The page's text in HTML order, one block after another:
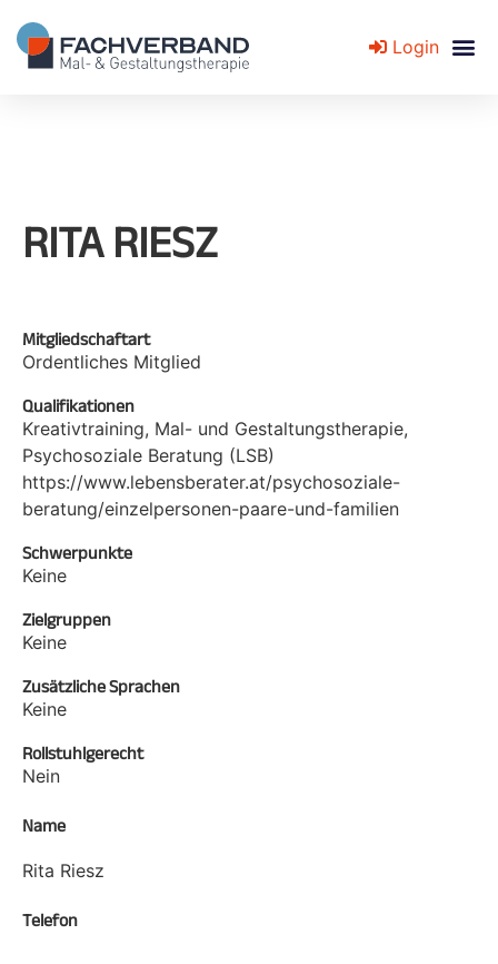
Login
RITA RIESZ
Mitgliedschaftart
Ordentliches Mitglied
Qualifikationen
Kreativtraining, Mal- und Gestaltungstherapie,
Psychosoziale Beratung (LSB)
https://www.lebensberater.at/psychosoziale-
beratung/einzelpersonen-paare-und-familien
Schwerpunkte
Keine
Zielgruppen
Keine
Zusätzliche Sprachen
Keine
Rollstuhlgerecht
Nein
Name
Rita Riesz
Telefon